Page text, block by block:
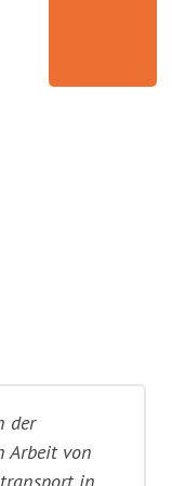
der
Arbeit von
in